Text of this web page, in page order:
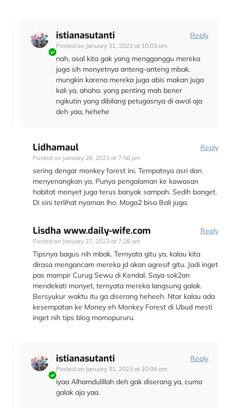
istianasutanti
Posted on January 31, 2023 at 10:03 am
Reply
nah, asal kita gak yang mengganggu mereka
juga sih monyetnya anteng-anteng mbak.
mungkin karena mereka juga abis makan juga
kali ya, ahaha. yang penting mah bener
ngikutin yang dibilang petugasnya di awal aja
deh yaa, hehehe
Lidhamaul
Posted on January 26, 2023 at 7:56 pm
Reply
sering dengar monkey forest ini. Tempatnya asri dan
menyenangkan ya. Punya pengalaman ke kawasan
habitat monyet juga terus banyak sampah. Sedih banget.
Di sini terlihat nyaman lho. Moga2 bisa Bali juga.
Lisdha www.daily-wife.com
Posted on January 27, 2023 at 7:28 am
Reply
Tipsnya bagus nih mbak. Ternyata gitu ya, kalau kita
dirasa mengancam mereka jd akan agresif gitu. Jadi inget
pas mampir Curug Sewu di Kendal. Saya sok2an
mendekati monyet, ternyata mereka langsung galak.
Bersyukur waktu itu ga diserang heheeh. Ntar kalau ada
kesempatan ke Money eh Monkey Forest di Ubud mesti
inget nih tips blog momopururu.
istianasutanti
Posted on January 31, 2023 at 10:04 am
Reply
iyaa Alhamdulillah deh gak diserang ya, cuma
galak aja yaa.